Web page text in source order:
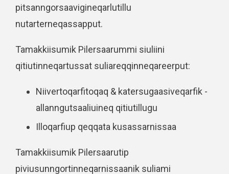
pitsanngorsaavigineqarlutillu
nutarterneqassapput.
Tamakkiisumik Pilersaarummi siuliini
qitiutinneqartussat suliareqqinneqareerput:
Niivertoqarfitoqaq & katersugaasiveqarfik -
allanngutsaaliuineq qitiutillugu
Illoqarfiup qeqqata kusassarnissaa
Tamakkiisumik Pilersaarutip
piviusunngortinneqarnissaanik suliami